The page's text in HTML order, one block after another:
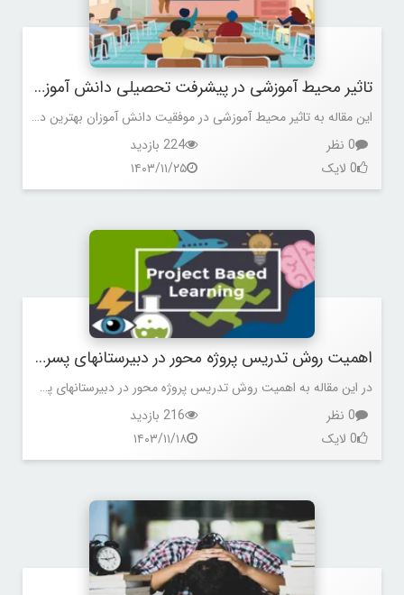
تاثیر محیط آموزشی در پیشرفت تحصیلی دانش آموزان بهترین دبیرستانهای پسرانه منطقه 6
این مقاله به تاثیر محیط آموزشی در موفقیت دانش آموزان بهترین دبیرستانهای پسرانه منطقه 6 می پردازد.
0 نظر
224 بازدید
0 لایک
۱۴۰۳/۱۱/۲۵
اهمیت روش تدریس پروژه محور در دبیرستانهای پسرانه منطقه 5
در این مقاله به اهمیت روش تدریس پروژه محور در دبیرستانهای پسرانه منطقه 5 می پردازیم.
0 نظر
216 بازدید
0 لایک
۱۴۰۳/۱۱/۱۸